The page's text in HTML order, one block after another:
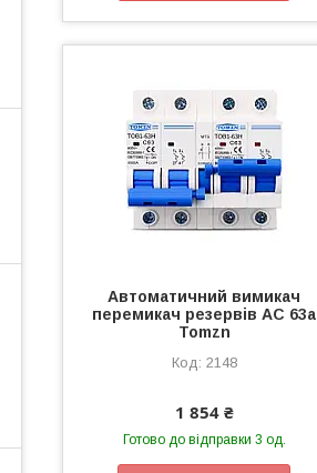
Автоматичний вимикач
перемикач резервів AC 63а
Tomzn
2148
1 854 ₴
Готово до відправки 3 од.